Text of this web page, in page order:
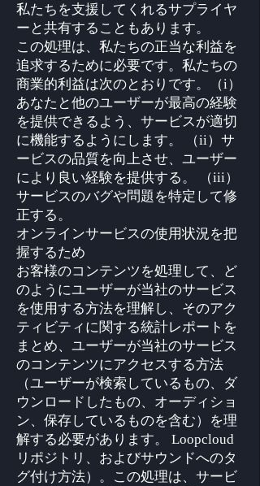
私たちを支援してくれるサプライヤ
ーと共有することもあります。
この処理は、私たちの正当な利益を
追求するために必要です。私たちの
商業的利益は次のとおりです。（i）
あなたと他のユーザーが最高の経験
を提供できるよう、サービスが適切
に機能するようにします。 （ii）サ
ービスの品質を向上させ、ユーザー
により良い経験を提供する。 （iii）
サービスのバグや問題を特定して修
正する。
オンラインサービスの使用状況を把
握するため
お客様のコンテンツを処理して、ど
のようにユーザーが当社のサービス
を使用する方法を理解し、そのアク
ティビティに関する統計レポートを
まとめ、ユーザーが当社のサービス
のコンテンツにアクセスする方法
（ユーザーが検索しているもの、ダ
ウンロードしたもの、オーディショ
ン、保存しているものを含む）を理
解する必要があります。 Loopcloud
リポジトリ、およびサウンドへのタ
グ付け方法）。この処理は、サービ